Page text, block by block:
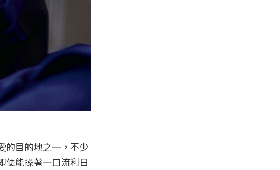
的目的地之一，不少
便能操著一口流利日